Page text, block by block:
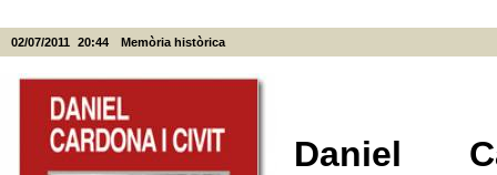
02/07/2011 20:44 Memòria històrica
Daniel